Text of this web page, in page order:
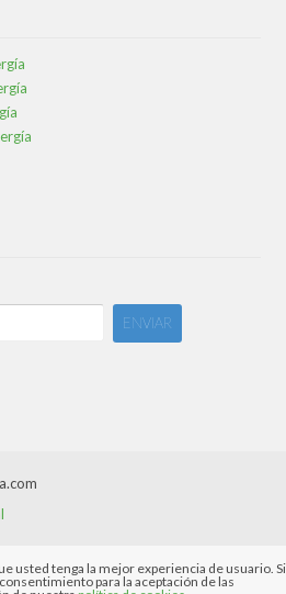
usted tenga la mejor experiencia de usuario. Si
para la aceptación de las